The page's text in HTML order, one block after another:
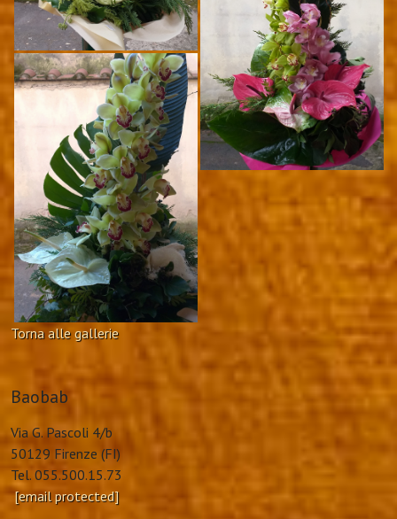
Torna alle gallerie
Baobab
Via G. Pascoli 4/b
50129 Firenze (FI)
Tel. 055.500.15.73
[email protected]